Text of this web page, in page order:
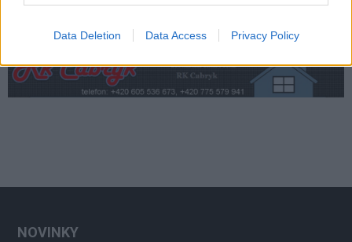
Data Deletion Data Access Privacy Policy
NOVINKY